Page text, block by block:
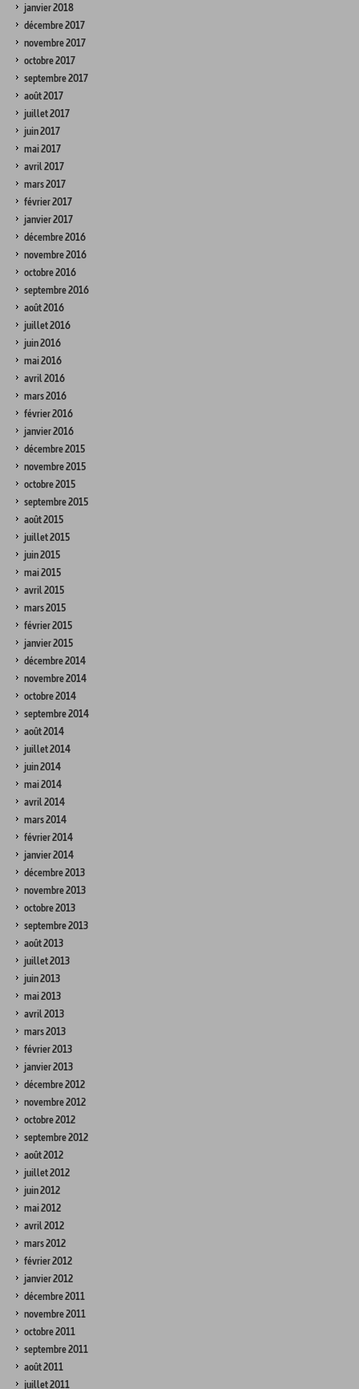
janvier 2018
décembre 2017
novembre 2017
octobre 2017
septembre 2017
août 2017
juillet 2017
juin 2017
mai 2017
avril 2017
mars 2017
février 2017
janvier 2017
décembre 2016
novembre 2016
octobre 2016
septembre 2016
août 2016
juillet 2016
juin 2016
mai 2016
avril 2016
mars 2016
février 2016
janvier 2016
décembre 2015
novembre 2015
octobre 2015
septembre 2015
août 2015
juillet 2015
juin 2015
mai 2015
avril 2015
mars 2015
février 2015
janvier 2015
décembre 2014
novembre 2014
octobre 2014
septembre 2014
août 2014
juillet 2014
juin 2014
mai 2014
avril 2014
mars 2014
février 2014
janvier 2014
décembre 2013
novembre 2013
octobre 2013
septembre 2013
août 2013
juillet 2013
juin 2013
mai 2013
avril 2013
mars 2013
février 2013
janvier 2013
décembre 2012
novembre 2012
octobre 2012
septembre 2012
août 2012
juillet 2012
juin 2012
mai 2012
avril 2012
mars 2012
février 2012
janvier 2012
décembre 2011
novembre 2011
octobre 2011
septembre 2011
août 2011
juillet 2011